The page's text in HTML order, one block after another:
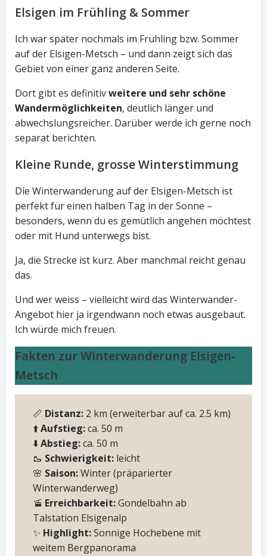
Elsigen im Frühling & Sommer
Ich war später nochmals im Frühling bzw. Sommer
auf der Elsigen-Metsch – und dann zeigt sich das
Gebiet von einer ganz anderen Seite.
Dort gibt es definitivweitere und sehr schöne
Wandermöglichkeiten, deutlich länger und
abwechslungsreicher. Darüber werde ich gerne noch
separat berichten.
Kleine Runde, grosse Winterstimmung
Die Winterwanderung auf der Elsigen-Metsch ist
perfekt für einen halben Tag in der Sonne –
besonders, wenn du es gemütlich angehen möchtest
oder mit Hund unterwegs bist.
Ja, die Strecke ist kurz. Aber manchmal reicht genau
das.
Und wer weiss – vielleicht wird das Winterwander-
Angebot hier ja irgendwann noch etwas ausgebaut.
Ich würde mich freuen.
Fakten zur Winterwanderung Elsigen-
Metsch
📏 Distanz: 2 km (erweiterbar auf ca. 2.5 km)
⬆️Aufstieg:ca. 50 m
⬇️Abstieg:ca. 50 m
🥾 Schwierigkeit: leicht
🌸 Saison:Winter (präparierter
Winterwanderweg)
🚡 Erreichbarkeit:Gondelbahn ab
Talstation Elsigenalp
✨ Highlight:Sonnige Hochebene mit
weitem Bergpanorama